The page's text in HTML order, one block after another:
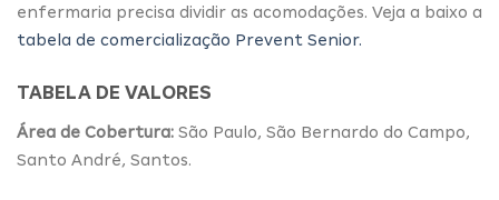
enfermaria precisa dividir as acomodações. Veja a baixo a
tabela de comercialização Prevent Senior.
TABELA DE VALORES
Área de Cobertura: São Paulo, São Bernardo do Campo,
Santo André, Santos.